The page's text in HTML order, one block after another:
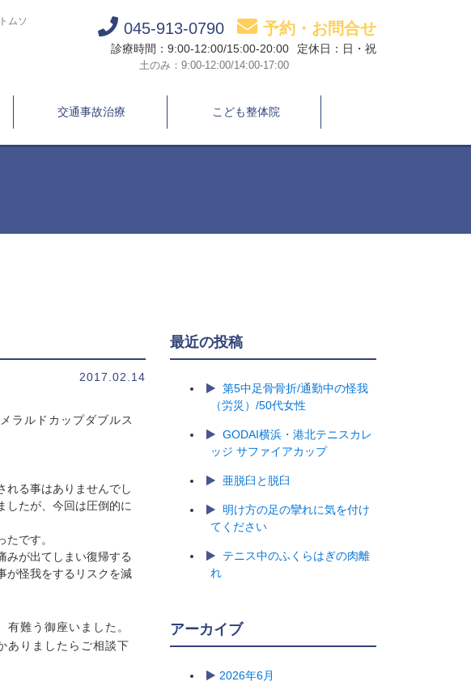
ムソ
045-913-0790 予約・お問合せ
診療時間：9:00-12:00/15:00-20:00
土のみ：9:00-12:00/14:00-17:00
定休日：日・祝
交通事故治療 こども整体院
2017.02.14
ラルドカップダブルス
れる事はありませんでし
したが、今回は圧倒的に
です。
みが出てしまい復帰する
が怪我をするリスクを減
難う御座いました。
ありましたらご相談下
最近の投稿
第5中足骨骨折/通勤中の怪我
（労災）/50代女性
GODAI横浜・港北テニスカレ
ッジ サファイアカップ
亜脱臼と脱臼
明け方の足の攣れに気を付け
てください
テニス中のふくらはぎの肉離
れ
アーカイブ
2026年6月